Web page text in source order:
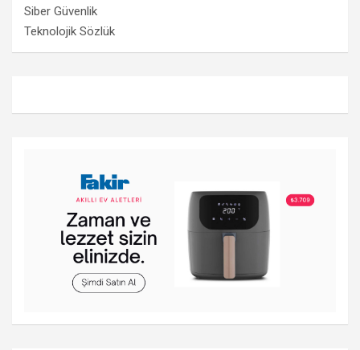
Siber Güvenlik
Teknolojik Sözlük